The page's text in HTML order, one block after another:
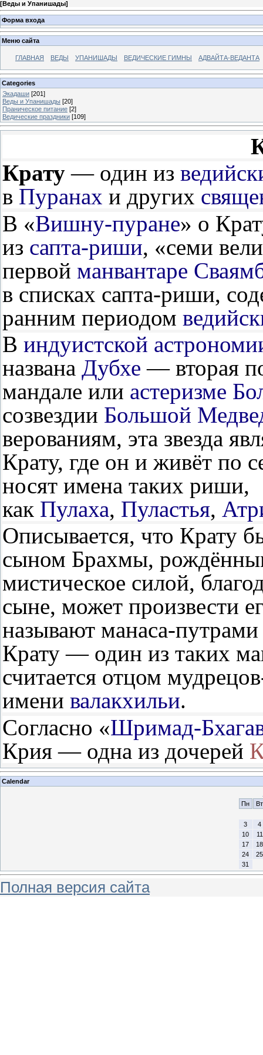
[Веды и Упанишады]
Форма входа
Меню сайта
ГЛАВНАЯ ВЕДЫ УПАНИШАДЫ ВЕДИЧЕСКИЕ ГИМНЫ АДВАЙТА-ВЕДАНТА
Categories
Экадаши [201]
Веды и Упанишады [20]
Праническое питание [2]
Ведические праздники [109]
Крату — один из
в Пуранах и других
В «Вишну-пуране» о
из сапта-риши, «семи
первой манвантаре
в списках сапта-риши,
ранним периодом
В индуистской
названа Дубхе — вторая
мандале или астеризме
созвездии Большой
верованиям, эта звезда
Крату, где он и живёт по
носят имена таких риши,
как Пулаха, Пуластья,
Описывается, что Крату
сыном Брахмы,
мистическое силой,
сыне, может произвести
называют манаса-
Крату — один из таких
считается отцом
имени валакхильи.
Согласно «Шримад-
Крия — одна из дочерей
Calendar
Пн
Вт
3
4
10
11
17
18
24
25
31
Полная версия сайта